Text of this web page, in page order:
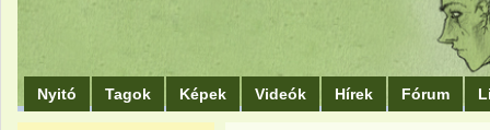
Nyitó Tagok Képek Videók Hírek Fórum